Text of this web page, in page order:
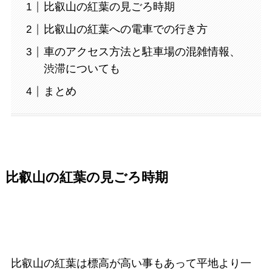
比叡山の紅葉の見ごろ時期
比叡山の紅葉への電車での行き方
車のアクセス方法と駐車場の混雑情報、
渋滞についても
まとめ
比叡山の紅葉の見ごろ時期
比叡山の紅葉は標高が高い事もあって平地より一